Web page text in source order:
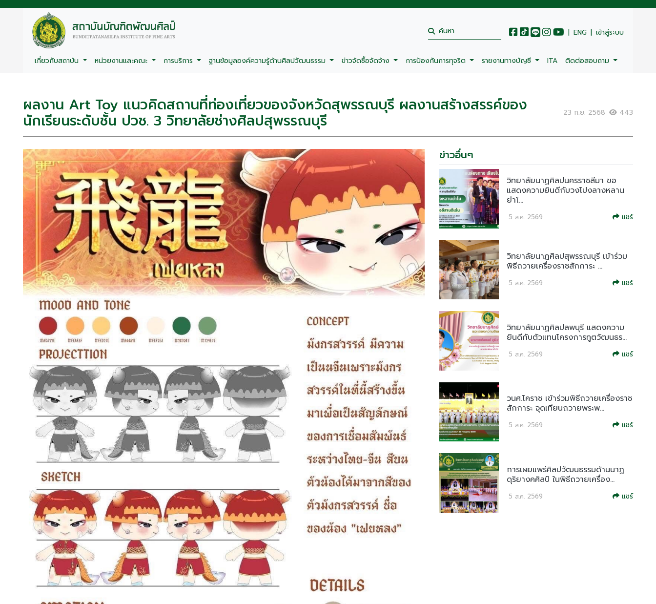
| ENG | เข้าสู่ระบบ
เกี่ยวกับสถาบัน หน่วยงานและคณะ การบริการ ฐานข้อมูลองค์ความรู้ด้านศิลปวัฒนธรรม ข่าวจัดซื้อจัดจ้าง การป้องกันการทุจริต รายงานทางบัญชี ITA ติดต่อสอบถาม
ผลงาน Art Toy แนวคิดสถานที่ท่องเที่ยวของจังหวัดสุพรรณบุรี ผลงานสร้างสรรค์ของ
นักเรียนระดับชั้น ปวช. 3 วิทยาลัยช่างศิลปสุพรรณบุรี 23 ก.ย. 2568 443
ข่าวอื่นๆ
วิทยาลัยนาฏศิลปนครราชสีมา ขอ
แสดงความยินดีกับวงโปงลางหลาน
ย่าโ...
5 ส.ค. 2569 แชร์
วิทยาลัยนาฏศิลปสุพรรณบุรี เข้าร่วม
พิธีถวายเครื่องราชสักการะ ...
5 ส.ค. 2569 แชร์
วิทยาลัยนาฏศิลปลพบุรี แสดงความ
ยินดีกับตัวแทนโครงการทูตวัฒนธร...
5 ส.ค. 2569 แชร์
วนศ.โคราช เข้าร่วมพิธีถวายเครื่องราช
สักการะ จุดเทียนถวายพระพ...
5 ส.ค. 2569 แชร์
การเผยแพร่ศิลปวัฒนธรรมด้านนาฏ
ดุริยางคศิลป์ ในพิธีถวายเครื่อง...
5 ส.ค. 2569 แชร์